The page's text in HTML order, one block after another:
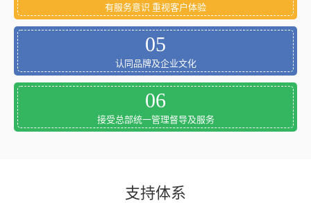
有服务意识 重视客户体验
05
认同品牌及企业文化
06
接受总部统一管理督导及服务
支持体系